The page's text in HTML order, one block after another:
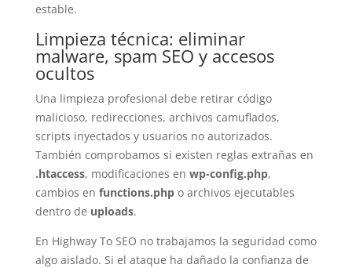
estable.
Limpieza técnica: eliminar
malware, spam SEO y accesos
ocultos
Una limpieza profesional debe retirar código
malicioso, redirecciones, archivos camuflados,
scripts inyectados y usuarios no autorizados.
También comprobamos si existen reglas extrañas en
.htaccess, modificaciones en wp-config.php,
cambios en functions.phpo archivos ejecutables
dentro de uploads.
En Highway To SEO no trabajamos la seguridad como
algo aislado. Si el ataque ha dañado la confianza de